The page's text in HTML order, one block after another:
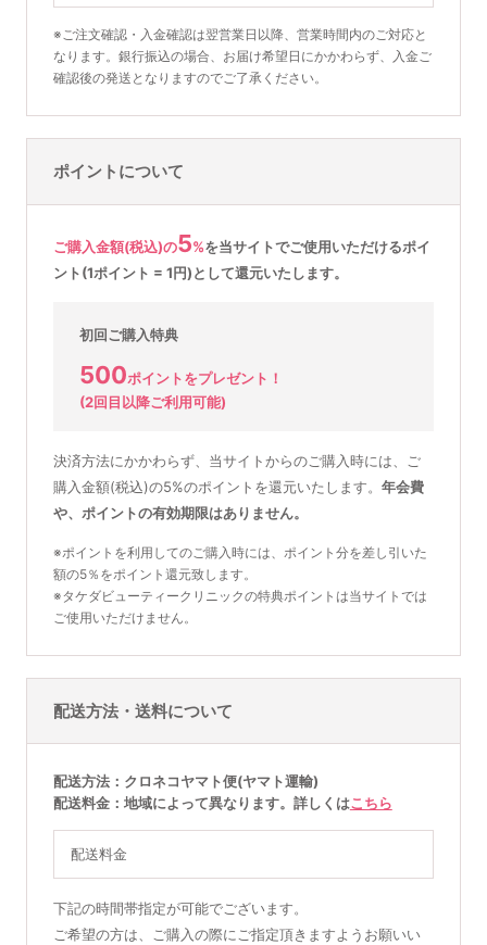
※ご注文確認・入金確認は翌営業日以降、営業時間内のご対応と
なります。銀行振込の場合、お届け希望日にかかわらず、入金ご
確認後の発送となりますのでご了承ください。
ポイントについて
ご購入金額(税込)の5%を当サイトでご使用いただけるポイ
ント(1ポイント = 1円)として還元いたします。
初回ご購入特典
500ポイントをプレゼント！
(2回目以降ご利用可能)
決済方法にかかわらず、当サイトからのご購入時には、ご
購入金額(税込)の5%のポイントを還元いたします。 年会費
や、ポイントの有効期限はありません。
※ポイントを利用してのご購入時には、ポイント分を差し引いた
額の5％をポイント還元致します。
※タケダビューティークリニックの特典ポイントは当サイトでは
ご使用いただけません。
配送方法・送料について
配送方法
クロネコヤマト便(ヤマト運輸)
配送料金
地域によって異なります。詳しくはこちら
配送料金
下記の時間帯指定が可能でございます。
ご希望の方は、ご購入の際にご指定頂きますようお願いい